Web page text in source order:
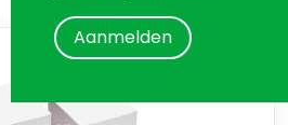
Aanmelden